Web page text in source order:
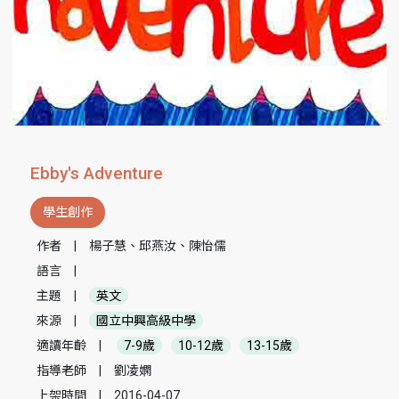
Ebby's Adventure
學生創作
作者
楊子慧、邱燕汝、陳怡儒
語言
主題
英文
來源
國立中興高級中學
適讀年齡
7-9歲 10-12歲
13-15歲
指導老師
劉凌嫻
上架時間
2016-04-07